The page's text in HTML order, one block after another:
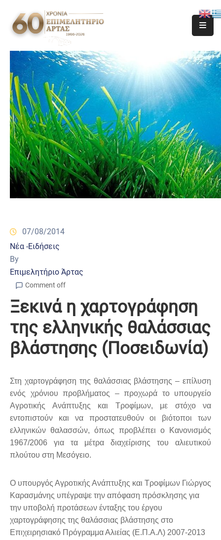
07/08/2014
Νέα -Ειδήσεις
By
Επιμελητήριο Άρτας
Comment off
Ξεκινά η χαρτογράφηση
της ελληνικής θαλάσσιας
βλάστησης (Ποσειδωνία)
Στη χαρτογράφηση της θαλάσσιας βλάστησης – επίλυση
ενός χρόνιου προβλήματος – προχωρά το υπουργείο
Αγροτικής Ανάπτυξης και Τροφίμων, με στόχο να
εντοπιστούν και να προστατευθούν οι βιότοποι των
ελληνικών θαλασσών, όπως προβλέπει ο Κανονισμός
1967/2006 για τα μέτρα διαχείρισης του αλιευτικού
πλούτου στη Μεσόγειο.
Ο υπουργός Αγροτικής Ανάπτυξης και Τροφίμων Γιώργος
Καρασμάνης υπέγραψε την απόφαση πρόσκλησης για
την υποβολή προτάσεων ένταξης του έργου
χαρτογράφησης της θαλάσσιας βλάστησης στο
Επιχειρησιακό Πρόγραμμα Αλιείας (Ε.Π.Α.Λ) 2007-2013